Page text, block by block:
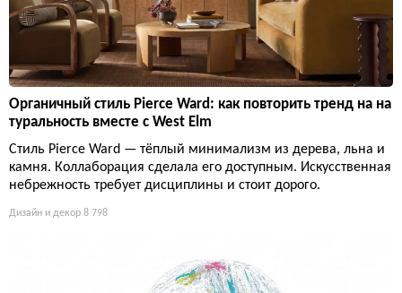
Органичный стиль Pierce Ward: как повторить тренд на на
туральность вместе с West Elm
Стиль Pierce Ward — тёплый минимализм из дерева, льна и
камня. Коллаборация сделала его доступным. Искусственная
небрежность требует дисциплины и стоит дорого.
Дизайн и декор 8 798